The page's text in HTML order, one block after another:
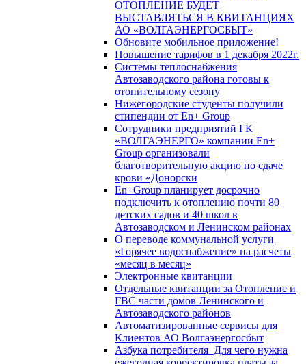
ОТОПЛЕНИЕ БУДЕТ
ВЫСТАВЛЯТЬСЯ В КВИТАНЦИЯХ
АО «ВОЛГАЭНЕРГОСБЫТ»
Обновите мобильное приложение!
Повышение тарифов в 1 декабря 2022г.
Системы теплоснабжения
Автозаводского района готовы к
отопительному сезону
Нижегородские студенты получили
стипендии от En+ Group
Сотрудники предприятий ГК
«ВОЛГАЭНЕРГО» компании En+
Group организовали
благотворительную акцию по сдаче
крови «Донорски
En+Group планирует досрочно
подключить к отоплению почти 80
детских садов и 40 школ в
Автозаводском и Ленинском районах
О переводе коммунальной услуги
«Горячее водоснабжение» на расчеты
«месяц в месяц»
Электронные квитанции
Отдельные квитанции за Отопление и
ГВС части домов Ленинского и
Автозаводского районов
Автоматизированные сервисы для
Клиентов АО Волгаэнергосбыт
Азбука потребителя_Для чего нужна